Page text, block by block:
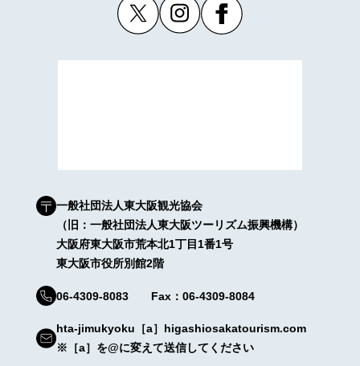
一般社団法人東大阪観光協会
（旧：一般社団法人東大阪ツーリズム振興機構）
大阪府東大阪市荒本北1丁目1番1号
東大阪市役所別館2階
06-4309-8083 Fax：06-4309-8084
hta-jimukyoku［a］higashiosakatourism.com
※［a］を@に変えて送信してください